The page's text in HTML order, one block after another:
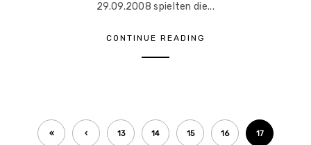
29.09.2008 spielten die...
CONTINUE READING
« ‹ 13 14 15 16 17